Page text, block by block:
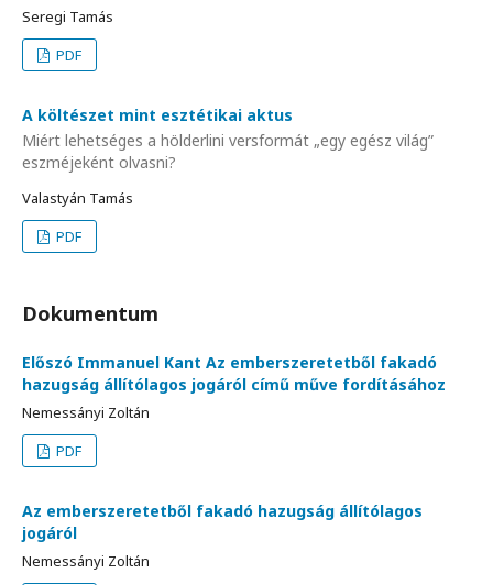
Seregi Tamás
PDF
A költészet mint esztétikai aktus
Miért lehetséges a hölderlini versformát „egy egész világ”
eszméjeként olvasni?
Valastyán Tamás
PDF
Dokumentum
Előszó Immanuel Kant Az emberszeretetből fakadó
hazugság állítólagos jogáról című műve fordításához
Nemessányi Zoltán
PDF
Az emberszeretetből fakadó hazugság állítólagos
jogáról
Nemessányi Zoltán